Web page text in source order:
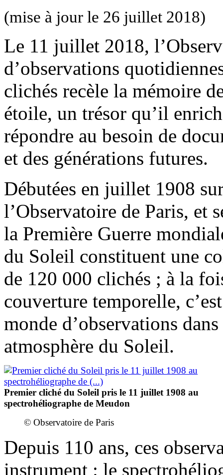
(mise à jour le 26 juillet 2018)
Le 11 juillet 2018,
d’observations
clichés recèle la mémoire
étoile, un trésor qu’il
répondre au besoin de
et des générations futures.
Débutées en juillet 1908
l’Observatoire de Paris, et
la Première Guerre
du Soleil constituent une
de 120 000 clichés ; à la
couverture temporelle,
monde d’observations
atmosphère du Soleil.
Premier cliché du Soleil pris le 11 juillet 1908 au
spectrohéliographe de Meudon
© Observatoire de Paris
Depuis 110 ans, ces
instrument : le